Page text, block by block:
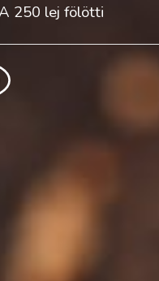
250 lej fölötti